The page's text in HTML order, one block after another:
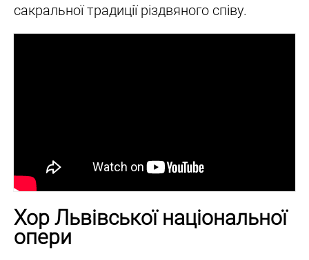
сакральної традиції різдвяного співу.
Хор Львівської національної
опери